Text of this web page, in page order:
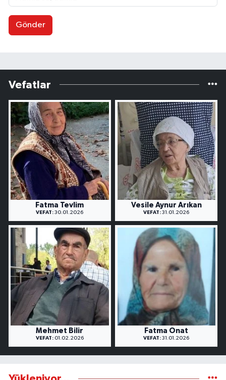
Gönder
Vefatlar
Fatma Tevlim
VEFAT: 30.01.2026
Vesile Aynur Arıkan
VEFAT: 31.01.2026
Mehmet Bilir
VEFAT:01.02.2026
Fatma Onat
VEFAT: 31.01.2026